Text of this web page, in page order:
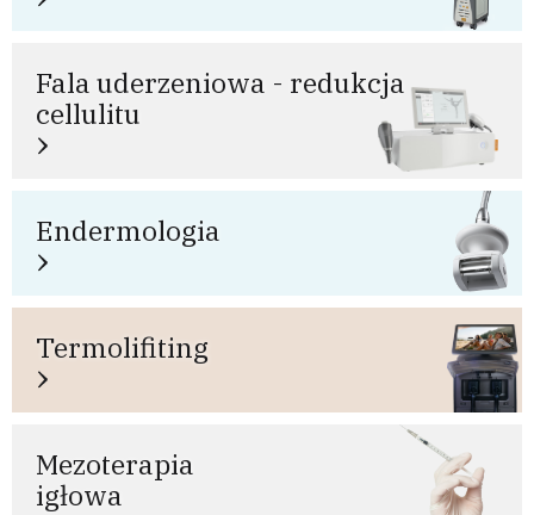
Fala uderzeniowa - redukcja
cellulitu
Endermologia
Termolifiting
Mezoterapia
igłowa